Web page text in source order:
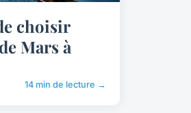
choisir
Mars à
14 min de lecture →